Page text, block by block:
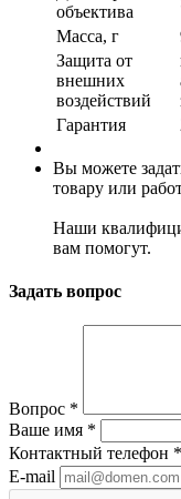
объектива
Масса, г
Защита от
внешних
воздействий
Гарантия
Вы можете
товару или
Наши
вам помогут.
Задать вопрос
Вопрос *
Ваше имя *
Контактный телефон *
E-mail